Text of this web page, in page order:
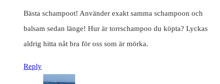
Bästa schampoot! Använder exakt samma schampoon och
balsam sedan länge! Hur är torrschampoo du köpta? Lyckas
aldrig hitta nåt bra för oss som är mörka.
Reply